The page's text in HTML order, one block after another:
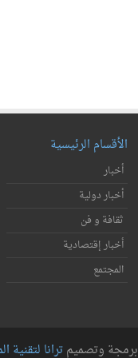
الأقسام الرئيسية
أخبار
أخبار دولية
ثقافة و فن
أخبار إقتصادية
المجتمع
برمجة وتصميمترانا لتقنية